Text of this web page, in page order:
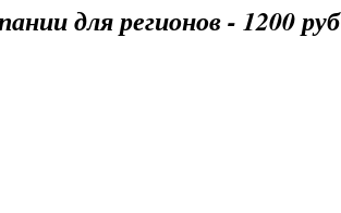
для регионов - 1200 руб